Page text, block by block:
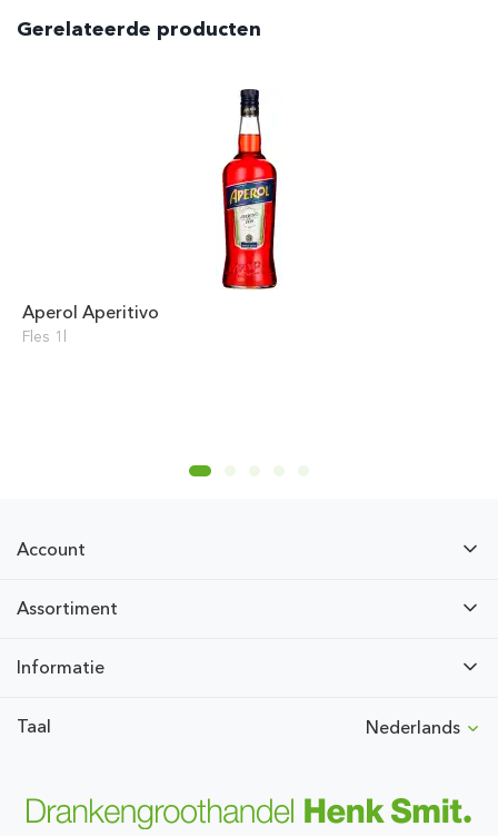
Gerelateerde producten
Aperol Aperitivo
Fles 1l
Account
Assortiment
Informatie
Taal Nederlands